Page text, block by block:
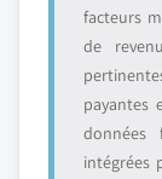
facteurs
de
payantes
données
intégrées